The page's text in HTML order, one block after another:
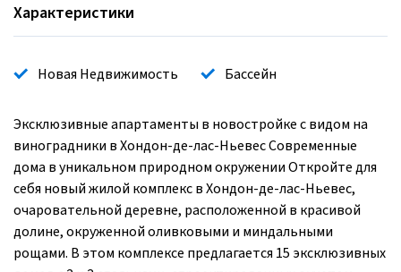
Характеристики
Новая Недвижимость Бассейн
Эксклюзивные апартаменты в новостройке с видом на
виноградники в Хондон-де-лас-Ньевес Современные
дома в уникальном природном окружении Откройте для
себя новый жилой комплекс в Хондон-де-лас-Ньевес,
очаровательной деревне, расположенной в красивой
долине, окруженной оливковыми и миндальными
рощами. В этом комплексе предлагается 15 эксклюзивных